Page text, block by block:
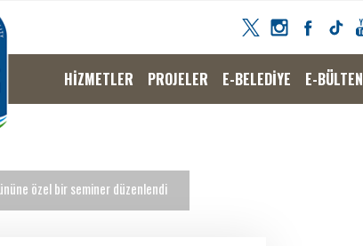
HİZMETLER PROJELER E-BELEDİYE E-BÜLTEN
özel bir seminer düzenlendi